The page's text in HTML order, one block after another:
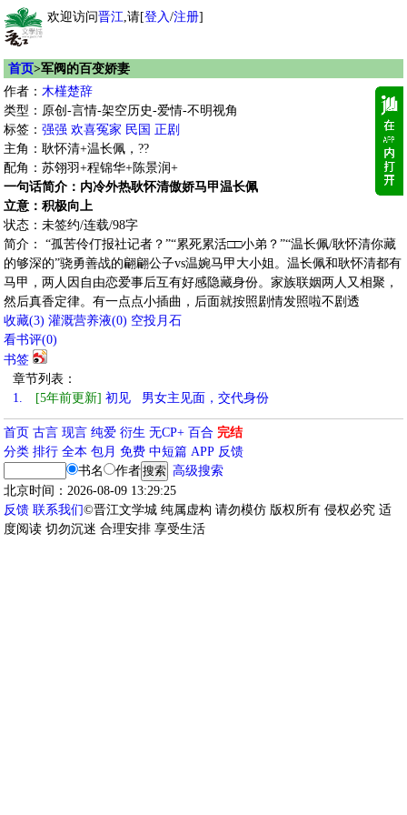
欢迎访问晋江,请[登入/注册]
首页>军阀的百变娇妻
作者： 木槿楚辞
类型：原创-言情-架空历史-爱情-不明视角
标签： 强强 欢喜冤家 民国 正剧
主角：耿怀清+温长佩，??
配角：苏翎羽+程锦华+陈景润+
一句话简介：内冷外热耿怀清傲娇马甲温长佩
立意：积极向上
状态：未签约/连载/98字
简介： “孤苦伶仃报社记者？”“累死累活□□小弟？”“温长佩/耿怀清你藏
的够深的”骁勇善战的翩翩公子vs温婉马甲大小姐。温长佩和耿怀清都有
马甲，两人因自由恋爱事后互有好感隐藏身份。家族联姻两人又相聚，
然后真香定律。有一点点小插曲，后面就按照剧情发照啦不剧透
收藏(3) 灌溉营养液(0) 空投月石
看书评(0)
书签
章节列表：
1.
[5年前更新] 初见 男女主见面，交代身份
首页 古言 现言 纯爱 衍生 无CP+ 百合 完结
分类 排行 全本 包月 免费 中短篇 APP 反馈
书名
作者
高级搜索
北京时间：2026-08-09 13:29:25
反馈 联系我们©晋江文学城 纯属虚构 请勿模仿 版权所有 侵权必究 适
度阅读 切勿沉迷 合理安排 享受生活